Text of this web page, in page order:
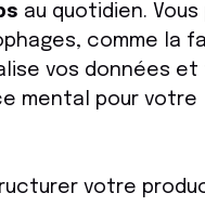
au quotidien. Vous
comme la
vos données et
mental pour votre
votre